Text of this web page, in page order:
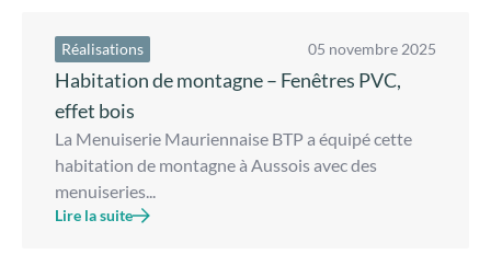
Réalisations 05 novembre 2025
Habitation de montagne – Fenêtres PVC,
effet bois
La Menuiserie Mauriennaise BTP a équipé cette
habitation de montagne à Aussois avec des
menuiseries...
Lire la suite